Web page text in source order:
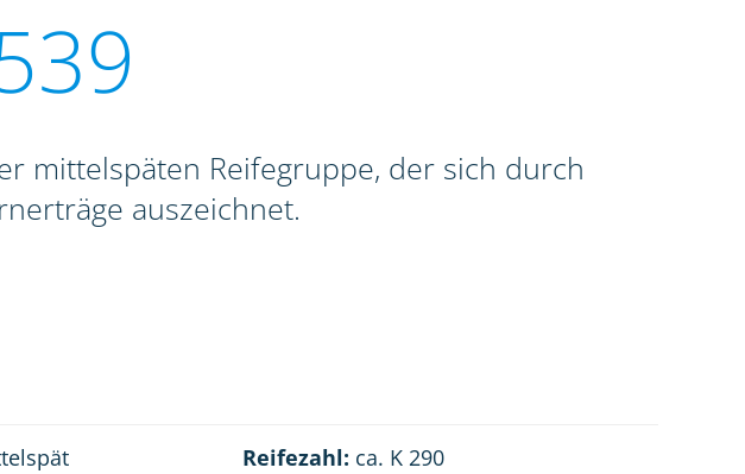
mittelspäten Reifegruppe, der sich durch
auszeichnet.
Reifezahl: ca. K 290